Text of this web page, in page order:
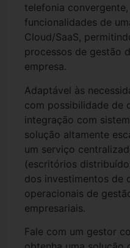
telefonia
funcionalidades de
Cloud/SaaS,
processos de gestão
empresa.
Adaptável às
com possibilidade de
integração com
solução altamente
um serviço
(escritórios
dos investimentos de
operacionais de
empresariais.
Fale com um gestor